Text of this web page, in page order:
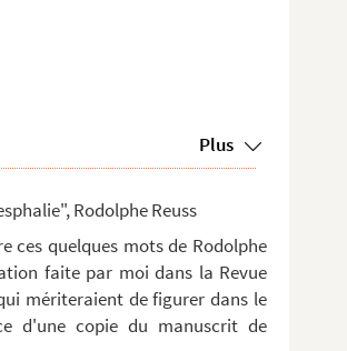
Plus
Rodolphe Reuss
ces quelques mots de Rodolphe
faite par moi dans la Revue
mériteraient de figurer dans le
d'une copie du manuscrit de